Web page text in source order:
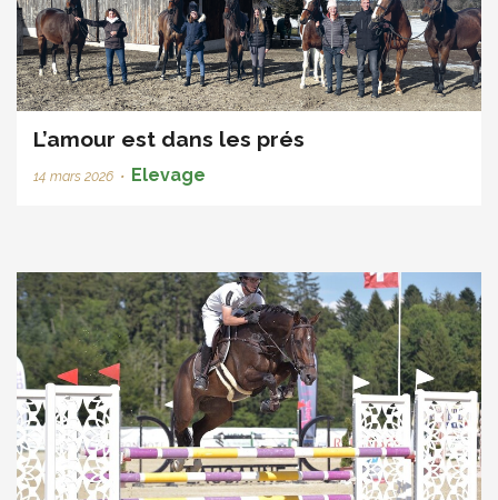
L’amour est dans les prés
14 mars 2026 • Elevage